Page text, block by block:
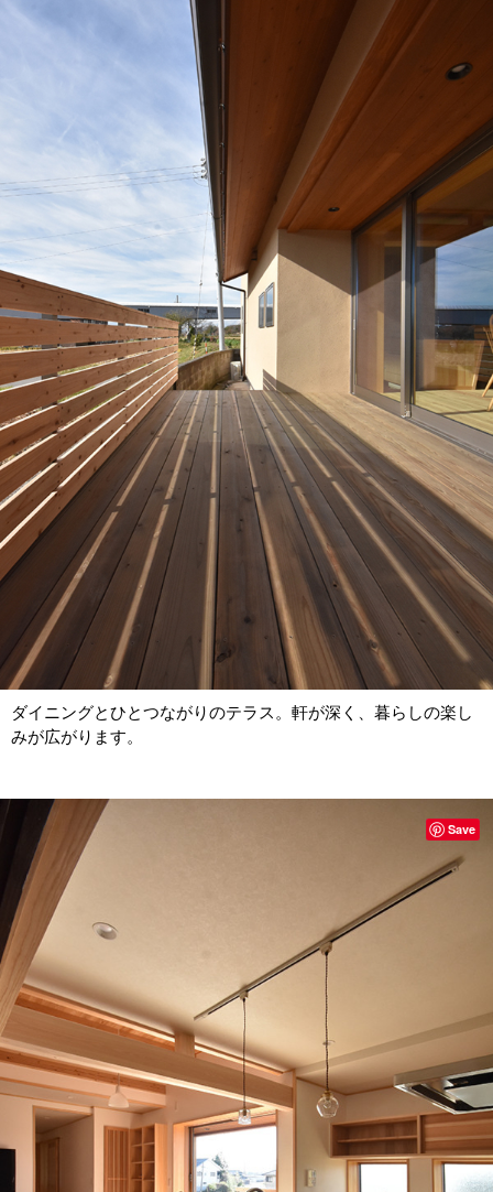
ダイニングとひとつながりのテラス。軒が深く、暮らしの楽し
みが広がります。
Save